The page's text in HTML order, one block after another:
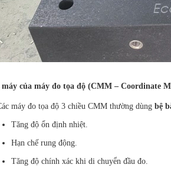
máy của máy đo tọa độ (CMM – Coordinate
máy đo tọa độ 3 chiều CMM thường dùng bệ
Tăng độ ổn định nhiệt.
Hạn chế rung động.
Tăng độ chính xác khi di chuyển đầu đo.